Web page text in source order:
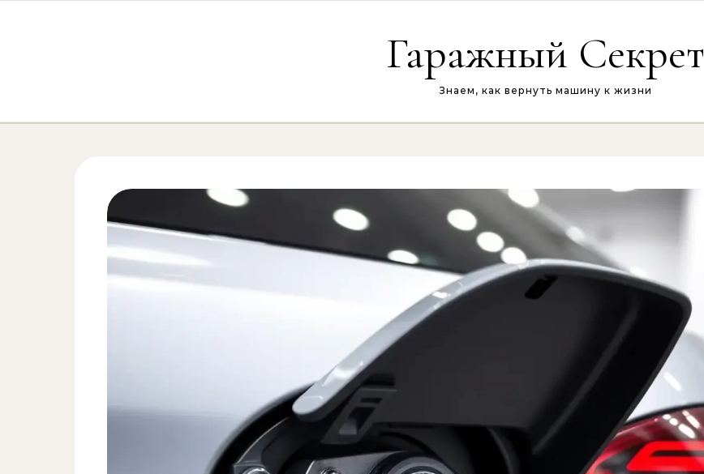
Гаражный Секрет
Знаем, как вернуть машину к жизни